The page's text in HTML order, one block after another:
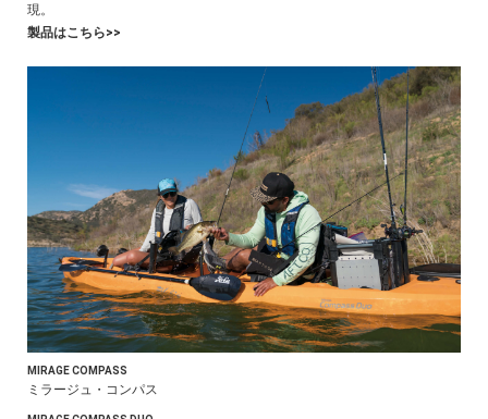
現。
製品はこちら>>
MIRAGE COMPASS
ミラージュ・コンパス